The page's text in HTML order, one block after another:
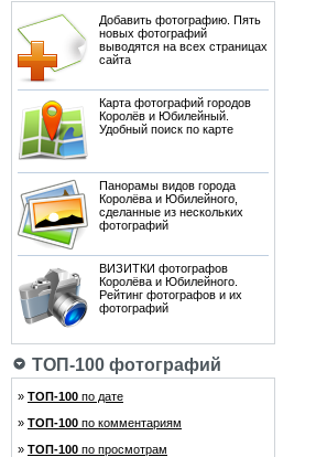
Добавить фотографию. Пять
новых фотографий
выводятся на всех страницах
сайта
Карта фотографий городов
Королёв и Юбилейный.
Удобный поиск по карте
Панорамы видов города
Королёва и Юбилейного,
сделанные из нескольких
фотографий
ВИЗИТКИ фотографов
Королёва и Юбилейного.
Рейтинг фотографов и их
фотографий
ТОП-100 фотографий
» ТОП-100 по дате
» ТОП-100 по комментариям
» ТОП-100 по просмотрам